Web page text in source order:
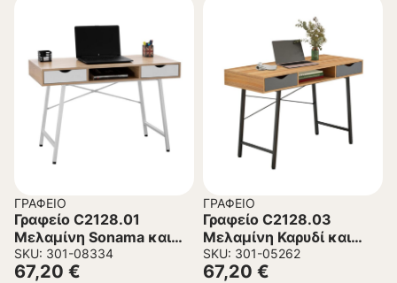
ΓΡΑΦΕΊΟ
Γραφείο C2128.01
Μελαμίνη Sonama και
Μεταλλικό Λευκό
σκελετό 120x48x76,5
SKU: 301-08334
67,20 €
ΓΡΑΦΕΊΟ
Γραφείο C2128.03
Μελαμίνη Καρυδί και
Μεταλλικό Γκρί σκελετό
120x48x76,5Υ εκ.
SKU: 301-05262
67,20 €